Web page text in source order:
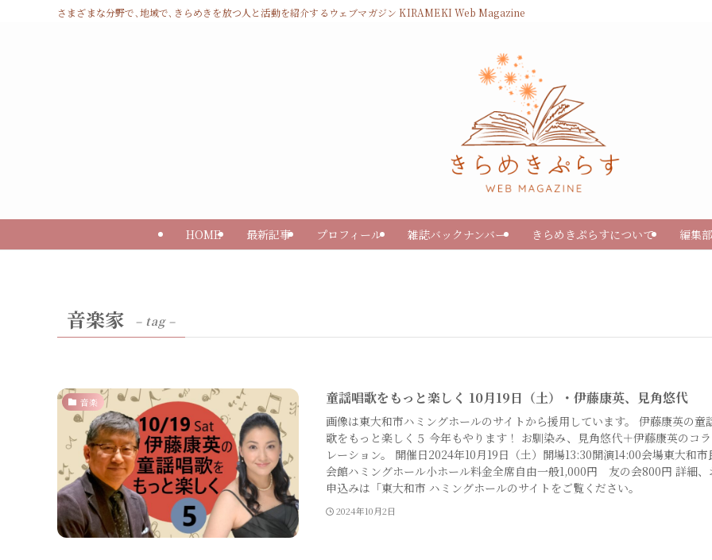
さまざまな分野で､地域で､きらめきを放つ人と活動を紹介するウェブマガジン KIRAMEKI Web Magazine
HOME 最新記事 プロフィール 雑誌バックナンバー きらめきぷらすについて 編集
音楽家 – tag –
音楽 童謡唱歌をもっと楽しく 10月19日（土）・伊藤康英、見角悠代
画像は東大和市ハミングホールのサイトから援用しています。 伊藤康英の童
歌をもっと楽しく５ 今年もやります！ お馴染み、見角悠代＋伊藤康英のコ
レーション。 開催日2024年10月19日（土）開場13:30開演14:00会場東大和市
会館ハミングホール小ホール料金全席自由一般1,000円 友の会800円 詳細、
申込みは「東大和市 ハミングホールのサイトをご覧ください。
2024年10月2日